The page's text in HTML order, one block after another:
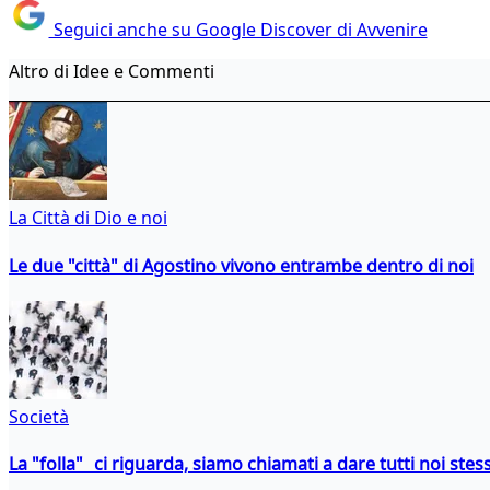
Seguici anche su Google Discover di Avvenire
Altro di Idee e Commenti
La Città di Dio e noi
Le due "città" di Agostino vivono entrambe dentro di noi
Società
La "folla" ci riguarda, siamo chiamati a dare tutti noi